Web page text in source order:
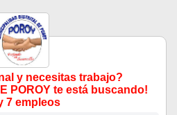
y necesitas trabajo?
POROY te está buscando!
7 empleos